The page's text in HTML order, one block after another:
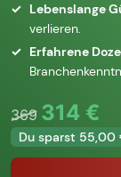
Lebenslange
verlieren.
Erfahrene
369 314 €
Du sparst 55,00